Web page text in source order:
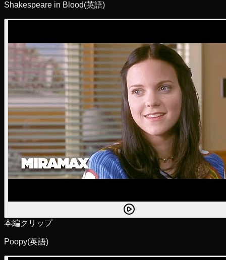
Shakespeare in Blood(英語)
本編クリップ
Poopy(英語)